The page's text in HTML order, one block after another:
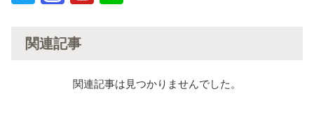
関連記事
関連記事は見つかりませんでした。